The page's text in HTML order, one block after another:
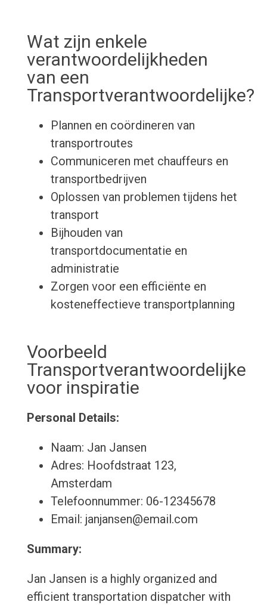
Wat zijn enkele
verantwoordelijkheden
van een
Transportverantwoordelijke?
Plannen en coördineren van
transportroutes
Communiceren met chauffeurs en
transportbedrijven
Oplossen van problemen tijdens het
transport
Bijhouden van
transportdocumentatie en
administratie
Zorgen voor een efficiënte en
kosteneffectieve transportplanning
Voorbeeld
Transportverantwoordelijke
voor inspiratie
Personal Details:
Naam: Jan Jansen
Adres: Hoofdstraat 123,
Amsterdam
Telefoonnummer: 06-12345678
Email: janjansen@email.com
Summary:
Jan Jansen is a highly organized and
efficient transportation dispatcher with